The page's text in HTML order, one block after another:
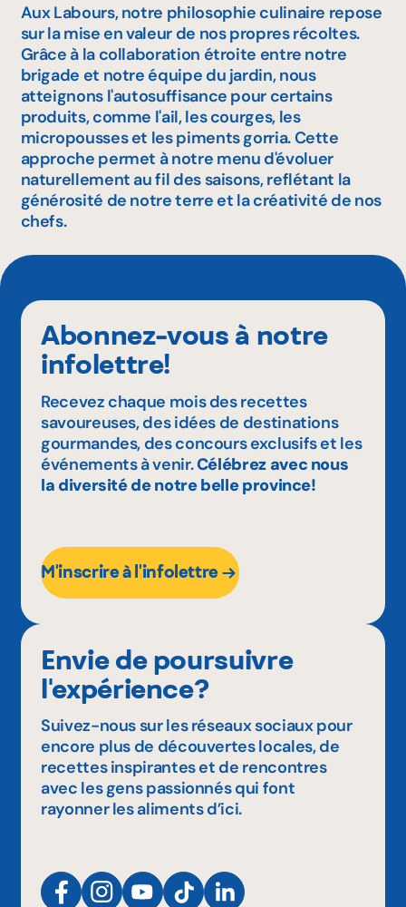
Aux Labours, notre philosophie culinaire repose
sur la mise en valeur de nos propres récoltes.
Grâce à la collaboration étroite entre notre
brigade et notre équipe du jardin, nous
atteignons l'autosuffisance pour certains
produits, comme l'ail, les courges, les
micropousses et les piments gorria. Cette
approche permet à notre menu d'évoluer
naturellement au fil des saisons, reflétant la
générosité de notre terre et la créativité de nos
chefs.
Abonnez-vous à notre
infolettre!
Recevez chaque mois des recettes
savoureuses, des idées de destinations
gourmandes, des concours exclusifs et les
événements à venir.Célébrez avec nous
la diversité de notre belle province!
M'inscrire à l'infolettre
Envie de poursuivre
l'expérience?
Suivez-nous sur les réseaux sociaux pour
encore plus de découvertes locales, de
recettes inspirantes et de rencontres
avec les gens passionnés qui font
rayonner les aliments d’ici.